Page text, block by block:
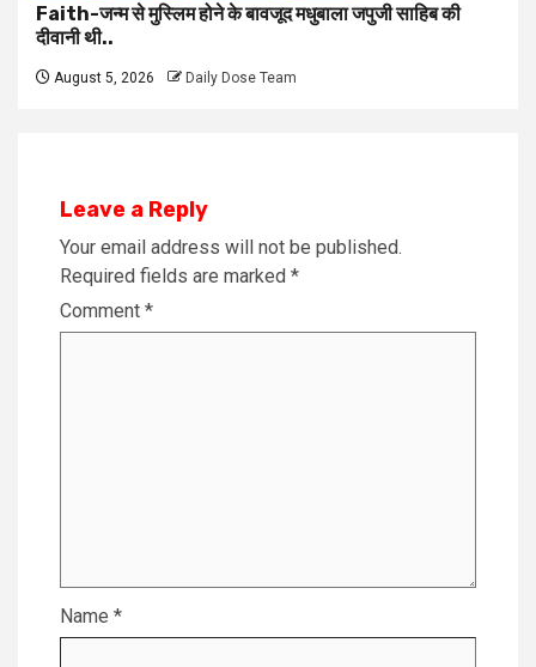
Faith-जन्म से मुस्लिम होने के बावजूद मधुबाला जपुजी साहिब की
दीवानी थी..
August 5, 2026 Daily Dose Team
Leave a Reply
Your email address will not be published.
Required fields are marked *
Comment *
Name *